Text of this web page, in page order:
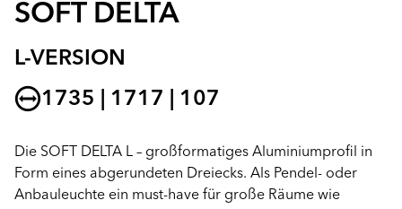
SOFT DELTA
L-VERSION
1735 | 1717 | 107
Die SOFT DELTA L – großformatiges Aluminiumprofil in
Form eines abgerundeten Dreiecks. Als Pendel- oder
Anbauleuchte ein must-have für große Räume wie